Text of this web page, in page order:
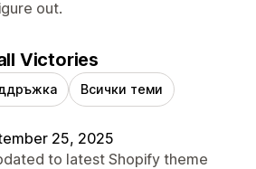
out.
Victories
Всички теми
25, 2025
to latest Shopify theme